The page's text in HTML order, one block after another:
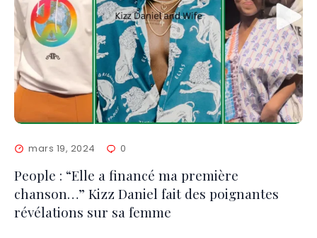
mars 19, 2024 0
People : “Elle a financé ma première
chanson…” Kizz Daniel fait des poignantes
révélations sur sa femme